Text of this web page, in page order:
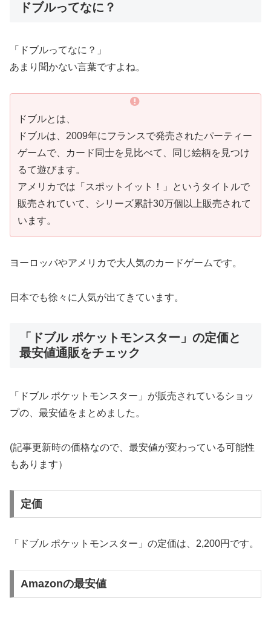
ドブルってなに？
「ドブルってなに？」
あまり聞かない言葉ですよね。
ドブルとは、
ドブルは、2009年にフランスで発売されたパーティー
ゲームで、カード同士を見比べて、同じ絵柄を見つけ
るて遊びます。
アメリカでは「スポットイット！」というタイトルで
販売されていて、シリーズ累計30万個以上販売されて
います。
ヨーロッパやアメリカで大人気のカードゲームです。
日本でも徐々に人気が出てきています。
「ドブル ポケットモンスター」の定価と
最安値通販をチェック
「ドブル ポケットモンスター」が販売されているショッ
プの、最安値をまとめました。
(記事更新時の価格なので、最安値が変わっている可能性
もあります）
定価
「ドブル ポケットモンスター」の定価は、2,200円です。
Amazonの最安値